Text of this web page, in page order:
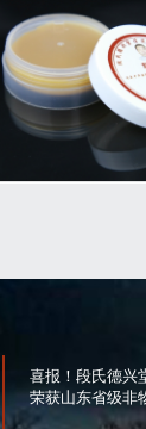
喜报！段氏德兴
荣获山东省级非